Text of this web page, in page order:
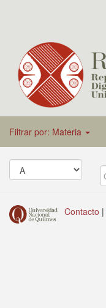
Filtrar por: Materia
Contacto |